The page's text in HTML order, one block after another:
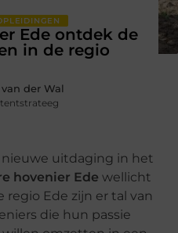
Ede ontdek de
in de regio
der Wal
nieuwe uitdaging in het
hovenier Ede wellicht
regio Ede zijn er tal van
die hun passie